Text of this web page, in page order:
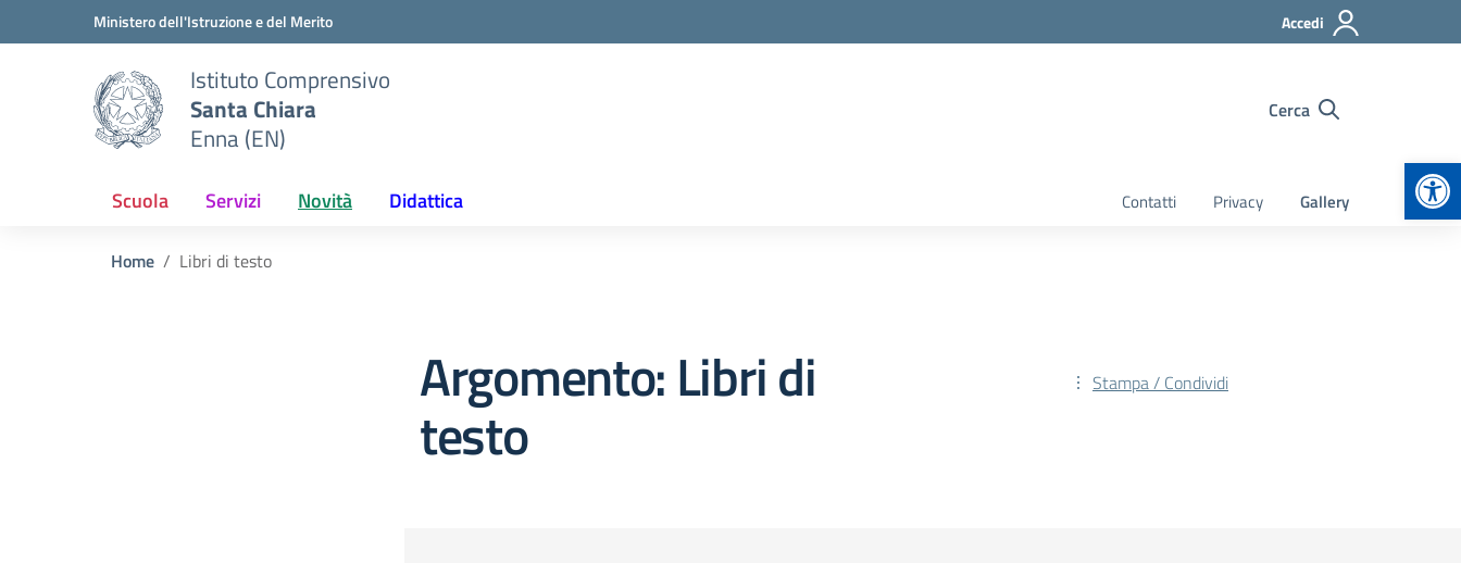
Vai ai contenuti
Vai al menu di navigazioneMinistero dell'Istruzione e del Merito Accedi
Istituto Comprensivo
Santa Chiara
Enna (EN)
Cerca
Scuola Servizi Novità Didattica Contatti Privacy Gallery
Home Libri di testo
Argomento: Libri di
testo
Stampa / Condividi